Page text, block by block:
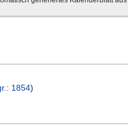
: 1854)